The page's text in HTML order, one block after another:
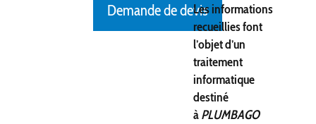
Demande de devisLes informations
recueillies font
l’objet d’un
traitement
informatique
destiné
àPLUMBAGO